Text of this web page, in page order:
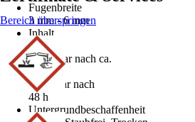
Fugenbreite
3 mm - 6 mm
Inhalt
10 kg
Begehbar nach ca.
0 h
Belastbar nach
48 h
Untergrundbeschaffenheit
Bereich überspringen